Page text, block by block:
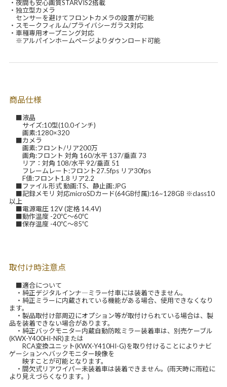
・夜間も安心画質STARVIS2搭載
・独立型カメラ
センサーを避けてフロントカメラの設置が可能
・スモークフィルム/プライバシーガラス対応
・車種専用オープニング対応
※アルパインホームページよりダウンロード可能
商品仕様
■液晶
サイズ:10型(10.0インチ)
画素:1280×320
■カメラ
画素:フロント/リア200万
画角:フロント 対角 160/水平 137/垂直 73
リア：対角 108/水平 92/垂直 51
フレームレート:フロント27.5fps リア30fps
F値:フロント1.8 リア2.2
■ファイル形式 動画:TS、静止画:JPG
■記録メモリ 対応microSDカード(64GB付属):16~128GB ※class10
以上
■電源電圧 12V (定格 14.4V)
■動作温度 -20℃～60℃
■保存温度 -40℃～85℃
取付け時注意点
■適合について
・純正デジタルインナ―ミラー付車には装着できません。
・純正ミラーに内蔵されている機能がある場合、使用できなくなり
ます。
・製品取付け部周辺にオプション等が取付けられている場合は、製
品を装着できない場合があります。
・純正バックモニター内蔵自動防眩ミラー装着車は、別売ケーブル
(KWX-Y400HI-NR)または
RCA変換ユニット(KWX-Y410HI-G)を取り付けることによりナビ
ゲーションへバックモニター映像を
映すことが可能となります。
・間欠式リアワイパー未装着車は装着できません。(雨天時に雨粒に
より見えづらくなります。)